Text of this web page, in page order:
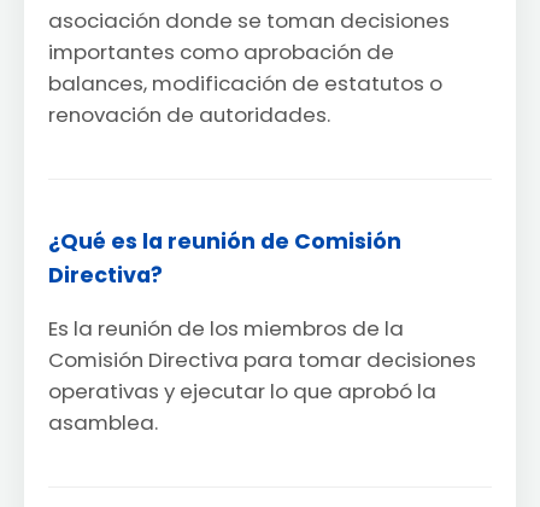
asociación donde se toman decisiones
importantes como aprobación de
balances, modificación de estatutos o
renovación de autoridades.
¿Qué es la reunión de Comisión
Directiva?
Es la reunión de los miembros de la
Comisión Directiva para tomar decisiones
operativas y ejecutar lo que aprobó la
asamblea.